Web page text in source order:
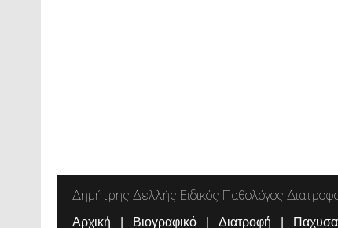
Δημήτρης Δελλής Ειδικός Παθολόγος
Αρχική Βιογραφικό Διατροφή